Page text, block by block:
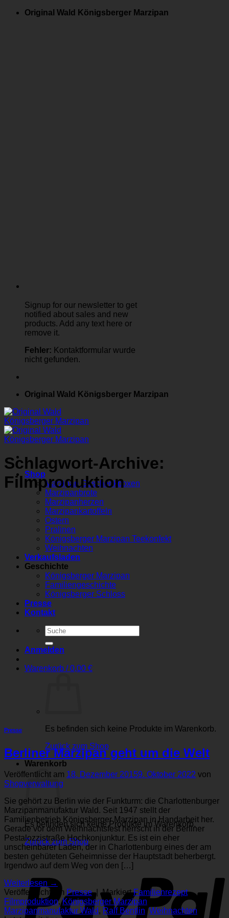
Zum
Original Wald Königsberger Marzipan
Signup for our newsletter to get
notified about sales and new
products. Add any text here or
remove it.
Fehler: Kontaktformular wurde
nicht gefunden.
Original Wald Königsberger Marzipan
Shop
Marzipan Geschenkboxen
Marzipanbrote
Marzipanherzen
Marzipankartoffeln
Ostern
Pralinen
Königsberger Marzipan Teekonfekt
Weihnachten
Verkaufsladen
Geschichte
Königsberger Marzipan
Familiengeschichte
Königsberger Schloss
Presse
Kontakt
Suchen
nach:
Anmelden
Warenkorb /0,00 €
Es befinden sich keine Produkte im Warenkorb.
Zurück zum Shop
Warenkorb
Es befinden sich keine Produkte im Warenkorb.
Zurück zum Shop
Schlagwort-Archive:
Filmproduktion
Presse
Berliner Marzipan geht um die Welt
Veröffentlicht am 18. Dezember 20159. Oktober 2022 von
Shopverwaltung
Sie gehört zu Berlin wie der Funkturm: die Charlottenburger
Marzipanmanufaktur Wald. Seit 1947 stellt der
Familienbetrieb Königsberger Marzipan in Handarbeit her.
Gerade vor dem Weihnachts­fest herrscht in der Berliner
Pestalozzistraße Hochkonjunktur. Es ist ein eher
unscheinbarer Laden, der in Charlottenburg eines der am
besten gehüteten Geheimnisse der Hauptstadt beherbergt.
Irgendwo auf dem Weg von den […]
Weiterlesen →
Veröffentlicht am Presse | MarkiertFamilienrezept,
Filmproduktion,Königsberger Marzipan
Marzipanmanufaktur Wald, Ralf Bentlin ,Weihnachten